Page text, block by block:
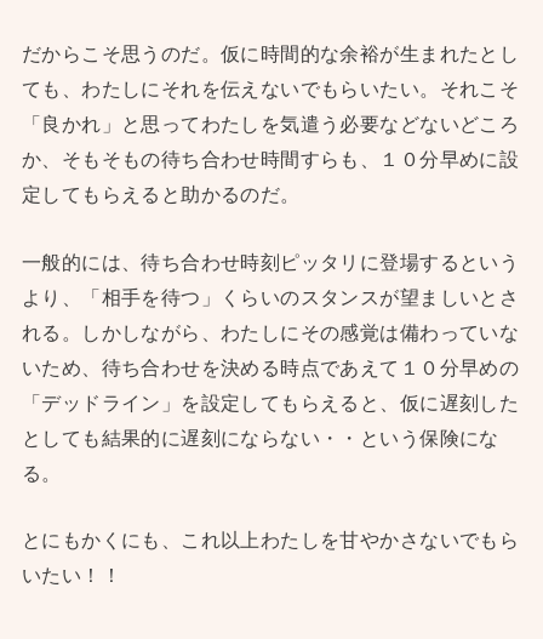
だからこそ思うのだ。仮に時間的な余裕が生まれたとし
ても、わたしにそれを伝えないでもらいたい。それこそ
「良かれ」と思ってわたしを気遣う必要などないどころ
か、そもそもの待ち合わせ時間すらも、１０分早めに設
定してもらえると助かるのだ。
一般的には、待ち合わせ時刻ピッタリに登場するという
より、「相手を待つ」くらいのスタンスが望ましいとさ
れる。しかしながら、わたしにその感覚は備わっていな
いため、待ち合わせを決める時点であえて１０分早めの
「デッドライン」を設定してもらえると、仮に遅刻した
としても結果的に遅刻にならない・・という保険にな
る。
とにもかくにも、これ以上わたしを甘やかさないでもら
いたい！！